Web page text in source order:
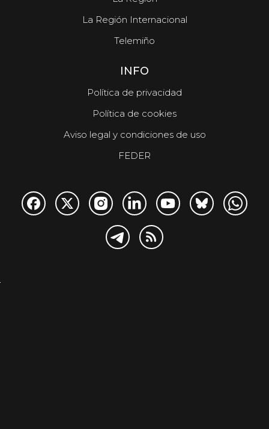
La Región Internacional
Telemiño
INFO
Política de privacidad
Política de cookies
Aviso legal y condiciones de uso
FEDER